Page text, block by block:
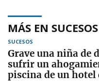
MÁS EN SUCESOS
SUCESOS
Grave una niña de
sufrir un
piscina de un hotel